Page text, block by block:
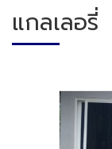
แกลเลอรี่